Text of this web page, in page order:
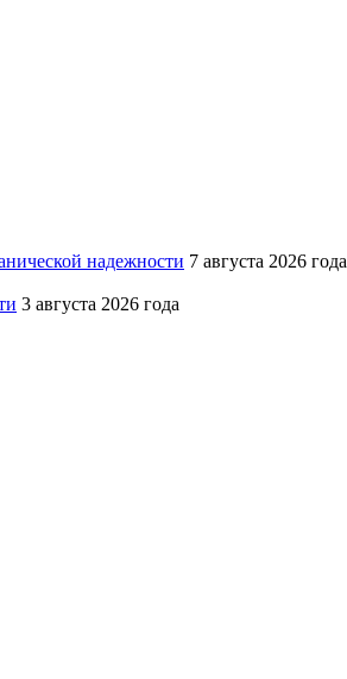
надежности 7 августа 2026 года
3 августа 2026 года